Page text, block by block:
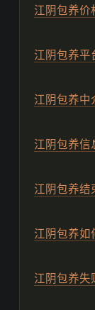
江阴包养价
江阴包养
江阴包养中
江阴包养信
江阴包养结
江阴包养如
江阴包养失